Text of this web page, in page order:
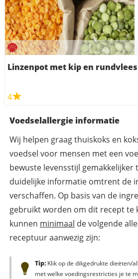
Linzenpot met kip en rundvlees
4
Voedselallergie informatie
Wij helpen graag thuiskoks en
voedsel voor mensen met een
bewuste levensstijl gemakkelijker
duidelijke informatie omtrent de
verschaffen. Op basis van de
gebruikt worden om dit recept te
kunnen minimaal de volgende
receptuur aanwezig zijn:
Tip:Klik op de dikgedrukte dieëten/
met welke voedingsrestricties je te